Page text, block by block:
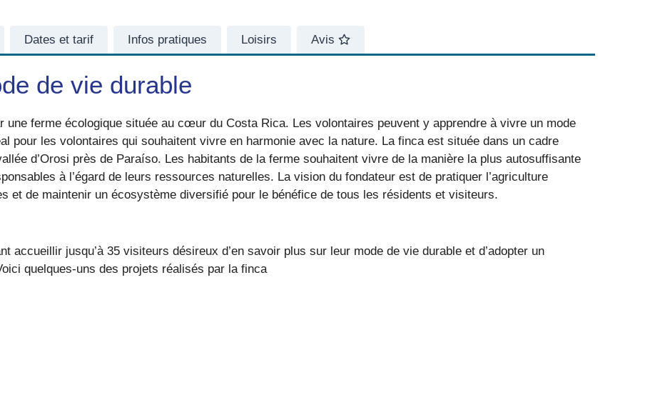
Dates et tarif Infos pratiques Loisirs Avis
de vie durable
une ferme écologique située au cœur du Costa Rica. Les volontaires peuvent y apprendre à vivre un mode
pour les volontaires qui souhaitent vivre en harmonie avec la nature. La finca est située dans un cadre
d’Orosi près de Paraíso. Les habitants de la ferme souhaitent vivre de la manière la plus autosuffisante
à l’égard de leurs ressources naturelles. La vision du fondateur est de pratiquer l’agriculture
et de maintenir un écosystème diversifié pour le bénéfice de tous les résidents et visiteurs.
accueillir jusqu’à 35 visiteurs désireux d’en savoir plus sur leur mode de vie durable et d’adopter un
quelques-uns des projets réalisés par la finca